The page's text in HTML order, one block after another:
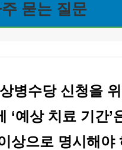
묻는 질문
상병수당 신청을
‘예상 치료 기간’
상으로 명시해야